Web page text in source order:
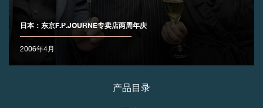
日本：东京F.P.JOURNE专卖店两周年庆
2006年4月
产品目录